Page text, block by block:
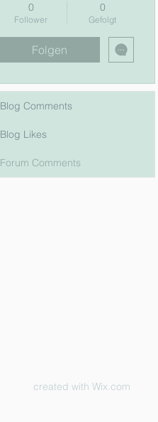
0
Follower
0
Gefolgt
Folgen
Blog Comments
Blog Likes
Forum Comments
created with Wix.com